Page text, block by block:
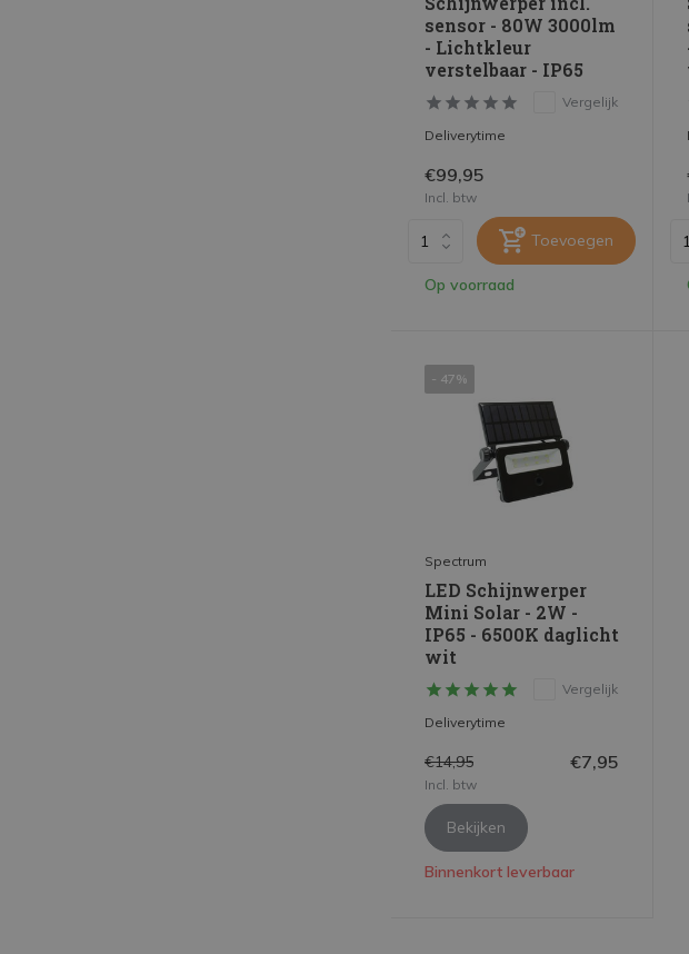
sensor - 80W 3000lm
- Lichtkleur
verstelbaar - IP65
Vergelijk
Deliverytime
€99,95
Incl. btw
Toevoegen
Op voorraad
- 47%
Spectrum
LED Schijnwerper
Mini Solar - 2W -
IP65 - 6500K daglicht
wit
Vergelijk
Deliverytime
€14,95 €7,95
Incl. btw
Bekijken
Binnenkort leverbaar